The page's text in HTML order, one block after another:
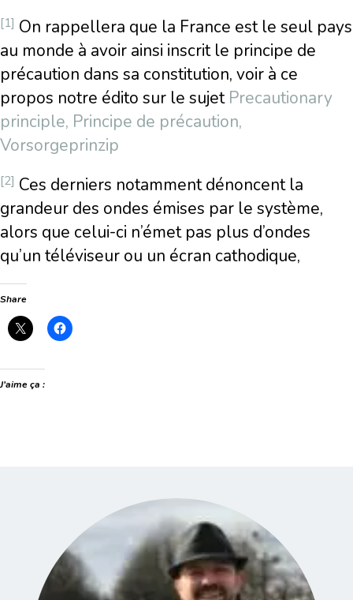
[1] On rappellera que la France est le seul pays
au monde à avoir ainsi inscrit le principe de
précaution dans sa constitution, voir à ce
propos notre édito sur le sujet Precautionary
principle, Principe de précaution,
Vorsorgeprinzip
[2] Ces derniers notamment dénoncent la
grandeur des ondes émises par le système,
alors que celui-ci n’émet pas plus d’ondes
qu’un téléviseur ou un écran cathodique,
Share
J’aime ça :